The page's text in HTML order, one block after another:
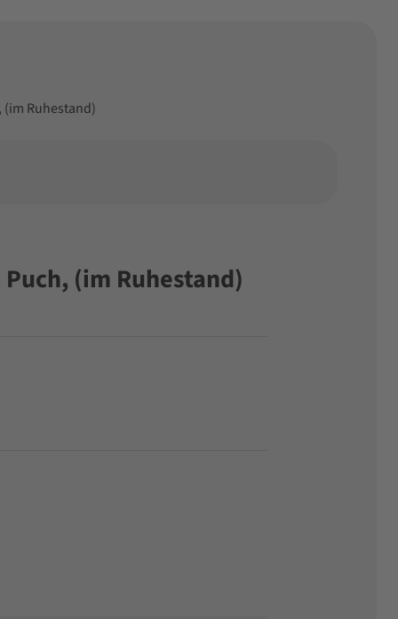
(im Ruhestand)
(im Ruhestand)